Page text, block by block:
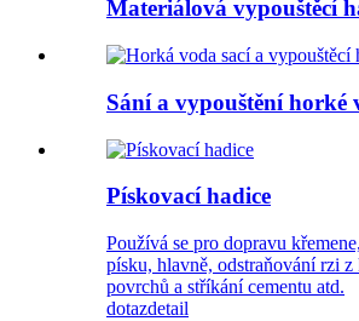
Materiálová vypouštěcí
Sání a vypouštění horké
Pískovací hadice
Používá se pro dopravu
písku, hlavně, odstraňování rzi
povrchů a stříkání cementu atd.
dotazdetail